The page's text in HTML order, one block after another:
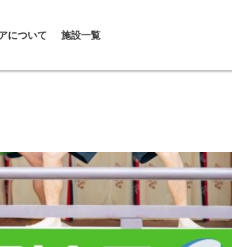
について 施設一覧